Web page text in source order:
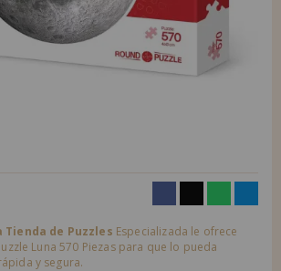
como
casadelpuzzle.com podrás realizar tus compras
Tienda de Puzzles Especializada le ofrece
Luna 570 Piezas para que lo pueda
y segura.